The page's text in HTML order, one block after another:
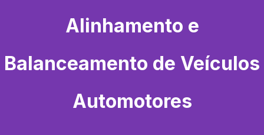
Alinhamento e
Balanceamento de Veículos
Automotores